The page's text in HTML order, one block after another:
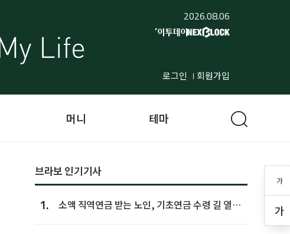
2026.08.06
로그인 회원가입
가
가
머니 테마
브라보 인기기사
1.
소액 직역연금 받는 노인, 기초연금 수령 길 열린